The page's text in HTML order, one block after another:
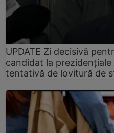
UPDATE Zi decisivă
candidat la
tentativă de lovitură de